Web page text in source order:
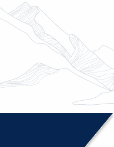
SAINTG’AIR®